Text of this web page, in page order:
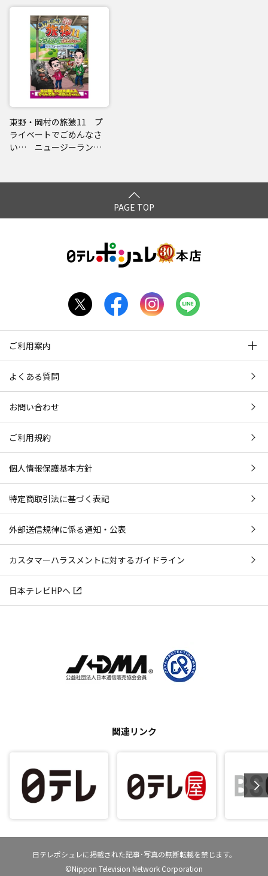
東野・岡村の旅猿11 プ
ライベートでごめんなさ
い… ニュージーラン
版
PAGE TOP
ご利用案内
よくある質問
お問い合わせ
ご利用規約
個人情報保護基本方針
特定商取引法に基づく表記
外部送信規律に係る通知・公表
カスタマーハラスメントに対するガイドライン
日本テレビHPへ
関連リンク
日テレポシュレに掲載された記事･写真の無断転載を禁じます。
©Nippon Television Network Corporation